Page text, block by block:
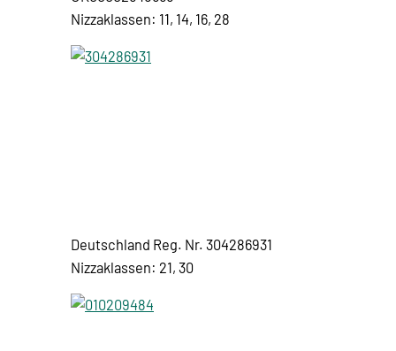
Nizzaklassen: 11, 14, 16, 28
Deutschland Reg. Nr. 304286931
Nizzaklassen: 21, 30